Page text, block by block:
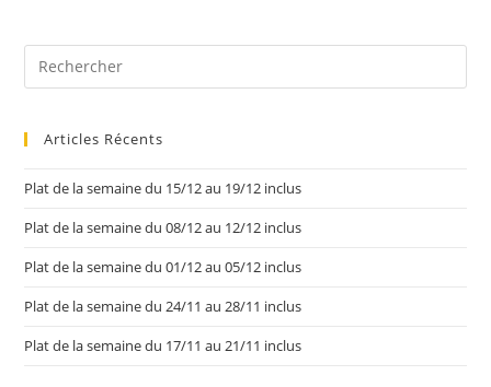
Articles Récents
Plat de la semaine du 15/12 au 19/12 inclus
Plat de la semaine du 08/12 au 12/12 inclus
Plat de la semaine du 01/12 au 05/12 inclus
Plat de la semaine du 24/11 au 28/11 inclus
Plat de la semaine du 17/11 au 21/11 inclus